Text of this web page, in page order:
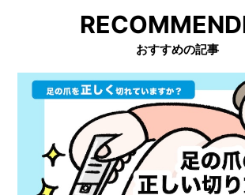
おすすめの記事